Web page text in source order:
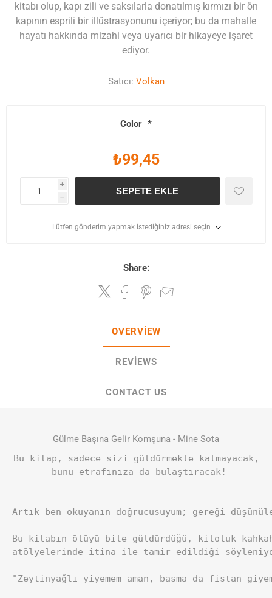
kitabı olup, kapı zili ve saksılarla donatılmış kırmızı bir ön
kapının esprili bir illüstrasyonunu içeriyor; bu da mahalle
hayatı hakkında mizahi veya uyarıcı bir hikayeye işaret
ediyor.
Satıcı: Volkan
Color *
₺99,45
i
h
SEPETE EKLE
Lütfen gönderim yapmak istediğiniz adresi seçin
Share:
OVERVIEW
REVIEWS
CONTACT US
Gülme Başına Gelir Komşuna - Mine Sota
Bu kitap, sadece sizi güldürmekle kalmayacak,
bunu etrafınıza da bulaştıracak!
Artık ben okuyanın doğrucusuyum; gereği
Bu kitabın ölüyü bile güldürdüğü, kiloluk
atölyelerinde itina ile tamir edildiği
"Zeytinyağlı yiyemem aman, basma da fistan